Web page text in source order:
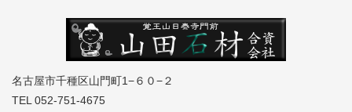
名古屋市千種区山門町1−６０−２
TEL 052-751-4675